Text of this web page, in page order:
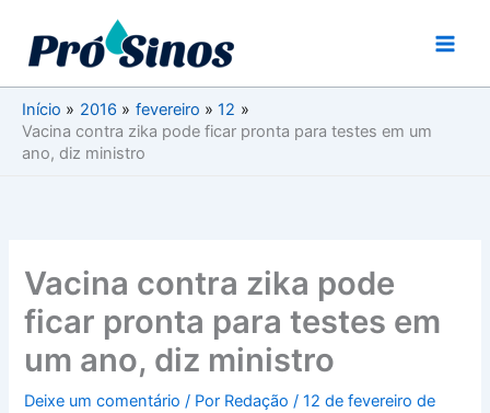
conteúdo
Início
2016 fevereiro
12
Vacina contra zika pode ficar pronta para testes em um
ano, diz ministro
Vacina contra zika pode
ficar pronta para testes em
um ano, diz ministro
Deixe um comentário / Por Redação/12 de fevereiro de